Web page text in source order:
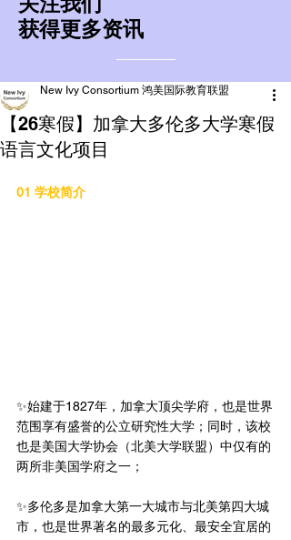
获得更多资讯
【26寒假】加拿大多伦多大学寒假
语言文化项目
New Ivy Consortium 鸿美国际教育联盟
01 学校简介
✨始建于1827年，加拿大顶尖学府，也是世界
范围享有盛誉的公立研究性大学；同时，该校
也是美国大学协会（北美大学联盟）中仅有的
两所非美国学府之一；
✨多伦多是加拿大第一大城市与北美第四大城
市，也是世界著名的最多元化、最安全宜居的